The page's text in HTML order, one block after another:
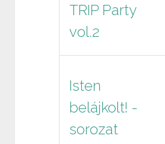
TRIP Party
vol.2
Isten
belájkolt! -
sorozat